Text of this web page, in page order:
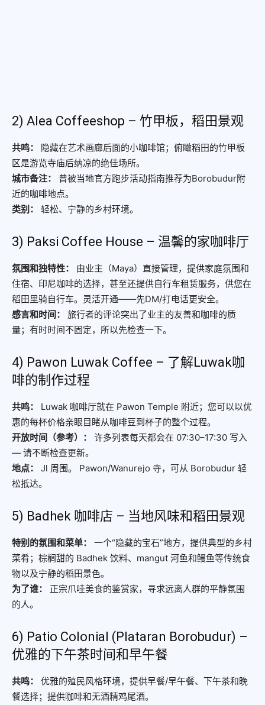
2) Alea Coffeeshop – 竹甲板，稻田景观
共鸣：
隐藏在艺术画廊后面的小咖啡馆；俯瞰稻田的竹甲板
区是游览寺庙后纳凉的绝佳场所。
城市备注：
曾被当地官方跑步活动指南推荐为Borobudur附
近的咖啡地点。
类别：
轻松、宁静的乡村环境。
3) Paksi Coffee House – 温馨的家咖啡厅
氛围和独特性：
由业主（Maya）直接管理，提供家庭氛围和
住宿、印尼咖啡的选择，甚至还提供自行车租赁服务，供您在
稻田里骑自行车。灵活开通——先DM/打电话更安全。
感言和时间：
旅行者的评论突出了业主的友善和咖啡的质
量；有时时间不固定，所以先检查一下。
4) Pawon Luwak Coffee – 了解Luwak咖
啡的制作过程
共鸣：
Luwak 咖啡厅就在 Pawon Temple 附近；您可以以优
惠的每杯价格亲眼目睹从咖啡豆到杯子的整个过程。
开放时间（参考）：
许多列表每天都会在 07:30–17:30 写入
— 请不断检查更新。
地点：
Jl 周围。 Pawon/Wanurejo 寺，可从 Borobudur 轻
松抵达。
5) Badhek 咖啡店 – 当地风味和稻田景观
特别的氛围和菜单：
一个“隐藏的宝石”地方，提供典型的乡村
菜肴；棕榈甜的 Badhek 饮料、mangut 河鱼和鳗鱼等传统食
物以及宁静的稻田景色。
为了谁：
正宗爪哇美食的鉴赏家，寻求远离人群的平静氛围
的人。
6) Patio Colonial (Plataran Borobudur) –
优雅的下午茶时间和早午餐
共鸣：
优雅的殖民风格环境，提供早餐/早午餐、下午茶和晚
餐选择；提供咖啡和无酒精鸡尾酒。